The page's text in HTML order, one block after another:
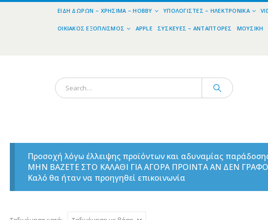
ΕΊΔΗ ΔΏΡΩΝ – ΧΡΉΣΙΜΑ – HOBBY ΥΠΟΛΟΓΙΣΤΈΣ – ΗΛΕΚΤΡΟΝΙΚΆ
ΟΙΚΙΑΚΌΣ ΕΞΟΠΛΙΣΜΌΣ APPLE ΣΥΣΚΕΥΈΣ – ΑΝΤΆΠΤΟΡΕΣ ΜΟΥΣΙΚΉ
Προσοχή λόγω έλλειψης προϊόντων και αδυναμίας
ΜΗΝ ΒΑΖΕΤΕ ΣΤΟ ΚΑΛΑΘΙ ΓΙΑ ΑΓΟΡΑ ΠΡΟΙΝΤΑ ΑΝ ΔΕΝ
Καλό θα ήταν να προηγηθεί επικοινωνία